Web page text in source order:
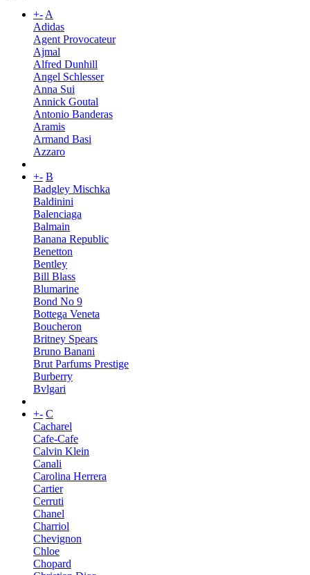
+-A
Adidas
Agent Provocateur
Ajmal
Alfred Dunhill
Angel Schlesser
Anna Sui
Annick Goutal
Antonio Banderas
Aramis
Armand Basi
Azzaro
+- B
Badgley Mischka
Baldinini
Balenciaga
Balmain
Banana Republic
Benetton
Bentley
Bill Blass
Blumarine
Bond No 9
Bottega Veneta
Boucheron
Britney Spears
Bruno Banani
Brut Parfums Prestige
Burberry
Bvlgari
+- C
Cacharel
Cafe-Cafe
Calvin Klein
Canali
Carolina Herrera
Cartier
Cerruti
Chanel
Charriol
Chevignon
Chloe
Chopard